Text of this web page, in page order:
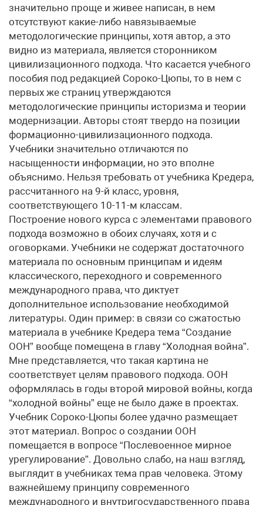
значительно проще и живее написан, в нем
отсутствуют какие-либо навязываемые
методологические принципы, хотя автор, а это
видно из материала, является сторонником
цивилизационного подхода. Что касается учебного
пособия под редакцией Сороко-Цюпы, то в нем с
первых же страниц утверждаются
методологические принципы историзма и теории
модернизации. Авторы стоят твердо на позиции
формационно-цивилизационного подхода.
Учебники значительно отличаются по
насыщенности информации, но это вполне
объяснимо. Нельзя требовать от учебника Кредера,
рассчитанного на 9-й класс, уровня,
соответствующего 10-11-м классам.
Построение нового курса с элементами правового
подхода возможно в обоих случаях, хотя и с
оговорками. Учебники не содержат достаточного
материала по основным принципам и идеям
классического, переходного и современного
международного права, что диктует
дополнительное использование необходимой
литературы. Один пример: в связи со сжатостью
материала в учебнике Кредера тема “Создание
ООН” вообще помещена в главу “Холодная война”.
Мне представляется, что такая картина не
соответствует целям правового подхода. ООН
оформлялась в годы второй мировой войны, когда
“холодной войны” еще не было даже в проектах.
Учебник Сороко-Цюпы более удачно размещает
этот материал. Вопрос о создании ООН
помещается в вопросе “Послевоенное мирное
урегулирование”. Довольно слабо, на наш взгляд,
выглядит в учебниках тема прав человека. Этому
важнейшему принципу современного
международного и внутригосударственного права